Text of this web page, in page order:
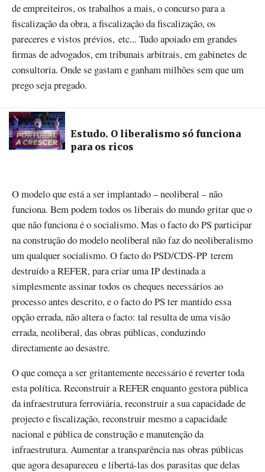
de empreiteiros, os trabalhos a mais, o concurso para a
fiscalização da obra, a fiscalização da fiscalização, os
pareceres e vistos prévios, etc... Tudo apoiado em grandes
firmas de advogados, em tribunais arbitrais, em gabinetes de
consultoria. Onde se gastam e ganham milhões sem que um
prego seja pregado.
Estudo. O liberalismo só funciona
para os ricos
O modelo que está a ser implantado – neoliberal – não
funciona. Bem podem todos os liberais do mundo gritar que o
que não funciona é o socialismo. Mas o facto do PS participar
na construção do modelo neoliberal não faz do neoliberalismo
um qualquer socialismo. O facto do PSD/CDS-PP terem
destruído a REFER, para criar uma IP destinada a
simplesmente assinar todos os cheques necessários ao
processo antes descrito, e o facto do PS ter mantido essa
opção errada, não altera o facto: tal resulta de uma visão
errada, neoliberal, das obras públicas, conduzindo
directamente ao desastre.
O que começa a ser gritantemente necessário é reverter toda
esta política. Reconstruir a REFER enquanto gestora pública
da infraestrutura ferroviária, reconstruir a sua capacidade de
projecto e fiscalização, reconstruir mesmo a capacidade
nacional e pública de construção e manutenção da
infraestrutura. Aumentar a transparência nas obras públicas
que agora desapareceu e libertá-las dos parasitas que delas